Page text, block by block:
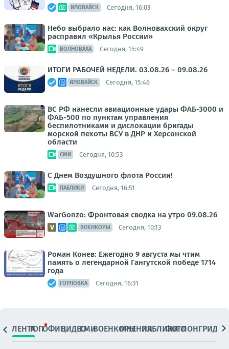
ИЛОВАЙСК Сегодня, 16:03
Небо выбрало нас: как Волновахский округ
расправил «Крылья России»
ВОЛНОВАХА Сегодня, 15:49
ИТОГИ РАБОЧЕЙ НЕДЕЛИ. 03.08.26 – 09.08.26
ИЛОВАЙСК Сегодня, 15:46
ВС РФ нанесли авиационные удары ФАБ-3000 и
ФАБ-500 по пунктам управления
беспилотниками и дислокации бригады
морской пехоты ВСУ в ДНР и Херсонской
области
СМИ Сегодня, 10:53
С Днем Воздушного флота России!
ПАБЛИКИ Сегодня, 16:51
WarGonzo: Фронтовая сводка на утро 09.08.26
ВОЕНКОРЫ Сегодня, 10:13
Роман Конев: Ежегодно 9 августа мы чтим
память о легендарной Гангутской победе 1714
года
ГОРЛОВКА Сегодня, 16:31
ЛЕНТАТОПОФИЦ.ВИДЕОСМИВОЕНКОРЫМНЕНИЯПАБЛИКИ
ФОТОЛОНГРИДЫ